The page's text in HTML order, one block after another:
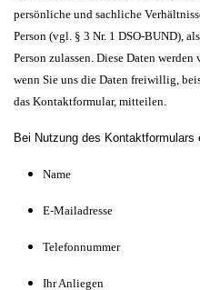
persönliche und sachliche
Person (vgl. § 3 Nr. 1 DSO-BUND),
Person zulassen. Diese Daten
wenn Sie uns die Daten freiwillig,
das Kontaktformular, mitteilen.
Bei Nutzung des Kontaktformulars
Name
E-Mailadresse
Telefonnummer
Ihr Anliegen